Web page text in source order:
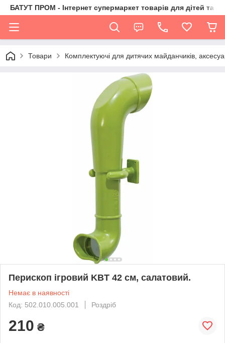
БАТУТ ПРОМ - Інтернет супермаркет товарів для дітей та їх
Товари Комплектуючі для дитячих майданчиків,
Перископ ігровий KBT 42 см, салатовий.
Немає в наявності
Код: 502.010.005.001
Роздріб
210 ₴